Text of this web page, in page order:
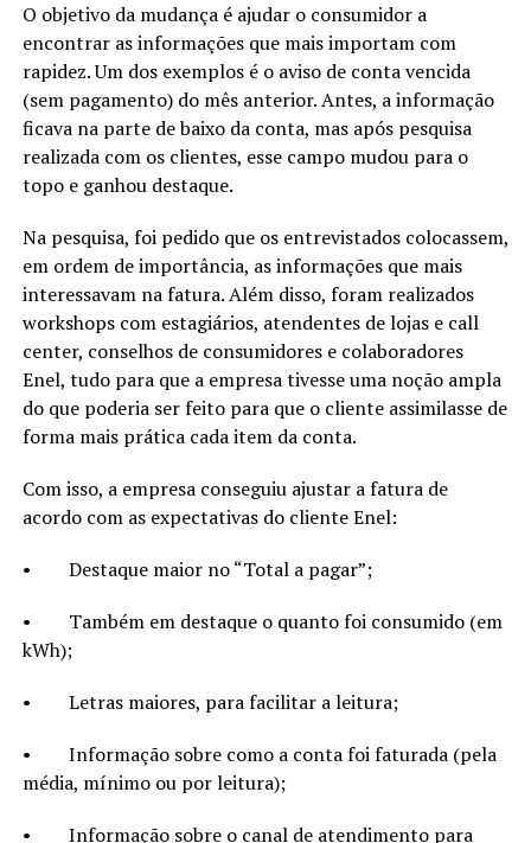
O objetivo da mudança é ajudar o consumidor a
encontrar as informações que mais importam com
rapidez. Um dos exemplos é o aviso de conta vencida
(sem pagamento) do mês anterior. Antes, a informação
ficava na parte de baixo da conta, mas após pesquisa
realizada com os clientes, esse campo mudou para o
topo e ganhou destaque.
Na pesquisa, foi pedido que os entrevistados colocassem,
em ordem de importância, as informações que mais
interessavam na fatura. Além disso, foram realizados
workshops com estagiários, atendentes de lojas e call
center, conselhos de consumidores e colaboradores
Enel, tudo para que a empresa tivesse uma noção ampla
do que poderia ser feito para que o cliente assimilasse de
forma mais prática cada item da conta.
Com isso, a empresa conseguiu ajustar a fatura de
acordo com as expectativas do cliente Enel:
• Destaque maior no “Total a pagar”;
• Também em destaque o quanto foi consumido (em
kWh);
• Letras maiores, para facilitar a leitura;
• Informação sobre como a conta foi faturada (pela
média, mínimo ou por leitura);
• Informação sobre o canal de atendimento para